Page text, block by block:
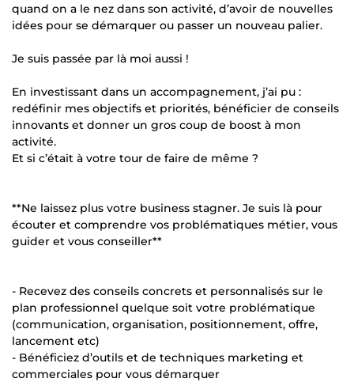
quand on a le nez dans son activité, d’avoir de nouvelles
idées pour se démarquer ou passer un nouveau palier.
Je suis passée par là moi aussi !
En investissant dans un accompagnement, j’ai pu :
redéfinir mes objectifs et priorités, bénéficier de conseils
innovants et donner un gros coup de boost à mon
activité.
Et si c’était à votre tour de faire de même ?
**Ne laissez plus votre business stagner. Je suis là pour
écouter et comprendre vos problématiques métier, vous
guider et vous conseiller**
- Recevez des conseils concrets et personnalisés sur le
plan professionnel quelque soit votre problématique
(communication, organisation, positionnement, offre,
lancement etc)
- Bénéficiez d’outils et de techniques marketing et
commerciales pour vous démarquer